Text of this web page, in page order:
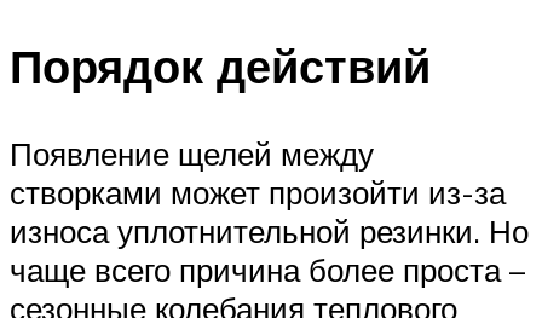
Порядок действий
Появление щелей между
створками может произойти из-за
износа уплотнительной резинки. Но
чаще всего причина более проста –
сезонные колебания теплового